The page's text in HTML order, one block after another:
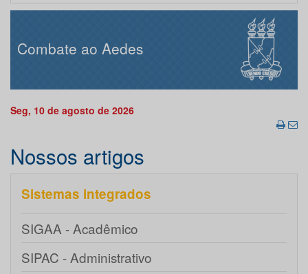
Combate ao Aedes
Seg, 10 de agosto de 2026
Nossos artigos
Sistemas integrados
SIGAA - Acadêmico
SIPAC - Administrativo